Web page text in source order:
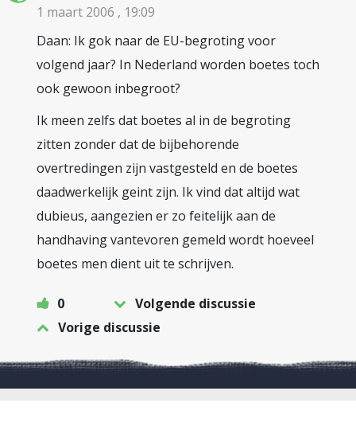
1 maart 2006 , 19:09
Daan: Ik gok naar de EU-begroting voor
volgend jaar? In Nederland worden boetes toch
ook gewoon inbegroot?
Ik meen zelfs dat boetes al in de begroting
zitten zonder dat de bijbehorende
overtredingen zijn vastgesteld en de boetes
daadwerkelijk geint zijn. Ik vind dat altijd wat
dubieus, aangezien er zo feitelijk aan de
handhaving vantevoren gemeld wordt hoeveel
boetes men dient uit te schrijven.
0
Volgende discussie
Vorige discussie